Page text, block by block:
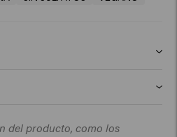
PEG-40
Chloride,
lo deseas.
del producto, como los